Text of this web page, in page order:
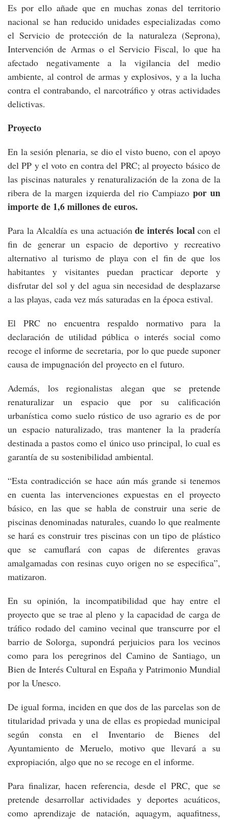
Es por ello añade que en muchas zonas del territorio
nacional se han reducido unidades especializadas como
el Servicio de protección de la naturaleza (Seprona),
Intervención de Armas o el Servicio Fiscal, lo que ha
afectado negativamente a la vigilancia del medio
ambiente, al control de armas y explosivos, y a la lucha
contra el contrabando, el narcotráfico y otras actividades
delictivas.
Proyecto
En la sesión plenaria, se dio el visto bueno, con el apoyo
del PP y el voto en contra del PRC; al proyecto básico de
las piscinas naturales y renaturalización de la zona de la
ribera de la margen izquierda del rio Campiazo por un
importe de 1,6 millones de euros.
Para la Alcaldía es una actuaciónde interés localcon el
fin de generar un espacio de deportivo y recreativo
alternativo al turismo de playa con el fin de que los
habitantes y visitantes puedan practicar deporte y
disfrutar del sol y del agua sin necesidad de desplazarse
a las playas, cada vez más saturadas en la época estival.
El PRC no encuentra respaldo normativo para la
declaración de utilidad pública o interés social como
recoge el informe de secretaria, por lo que puede suponer
causa de impugnación del proyecto en el futuro.
Además, los regionalistas alegan que se pretende
renaturalizar un espacio que por su calificación
urbanística como suelo rústico de uso agrario es de por
un espacio naturalizado, tras mantener la la pradería
destinada a pastos como el único uso principal, lo cual es
garantía de su sostenibilidad ambiental.
“Esta contradicción se hace aún más grande si tenemos
en cuenta las intervenciones expuestas en el proyecto
básico, en las que se habla de construir una serie de
piscinas denominadas naturales, cuando lo que realmente
se hará es construir tres piscinas con un tipo de plástico
que se camuflará con capas de diferentes gravas
amalgamadas con resinas cuyo origen no se especifica”,
matizaron.
En su opinión, la incompatibilidad que hay entre el
proyecto que se trae al pleno y la capacidad de carga de
tráfico rodado del camino vecinal que transcurre por el
barrio de Solorga, supondrá perjuicios para los vecinos
como para los peregrinos del Camino de Santiago, un
Bien de Interés Cultural en España y Patrimonio Mundial
por la Unesco.
De igual forma, inciden en que dos de las parcelas son de
titularidad privada y una de ellas es propiedad municipal
según consta en el Inventario de Bienes del
Ayuntamiento de Meruelo, motivo que llevará a su
expropiación, algo que no se recoge en el informe.
Para finalizar, hacen referencia, desde el PRC, que se
pretende desarrollar actividades y deportes acuáticos,
como aprendizaje de natación, aquagym, aquafitness,